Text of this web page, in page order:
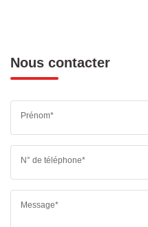
Nous contacter
Prénom*
N° de téléphone*
Message*